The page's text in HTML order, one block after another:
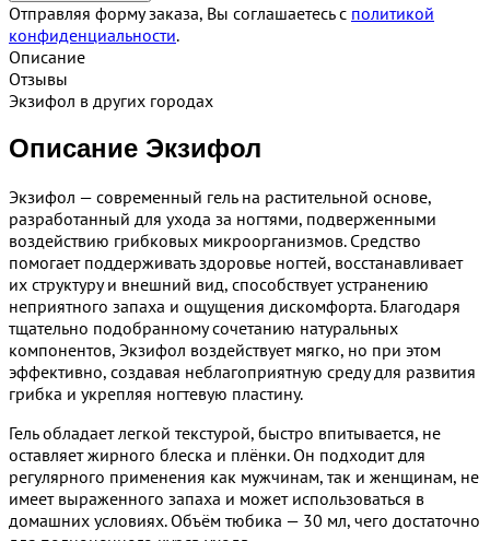
Отправляя форму заказа, Вы соглашаетесь с политикой
конфиденциальности.
Описание
Отзывы
Экзифол в других городах
Описание Экзифол
Экзифол — современный гель на растительной основе,
разработанный для ухода за ногтями, подверженными
воздействию грибковых микроорганизмов. Средство
помогает поддерживать здоровье ногтей, восстанавливает
их структуру и внешний вид, способствует устранению
неприятного запаха и ощущения дискомфорта. Благодаря
тщательно подобранному сочетанию натуральных
компонентов, Экзифол воздействует мягко, но при этом
эффективно, создавая неблагоприятную среду для развития
грибка и укрепляя ногтевую пластину.
Гель обладает легкой текстурой, быстро впитывается, не
оставляет жирного блеска и плёнки. Он подходит для
регулярного применения как мужчинам, так и женщинам, не
имеет выраженного запаха и может использоваться в
домашних условиях. Объём тюбика — 30 мл, чего достаточно